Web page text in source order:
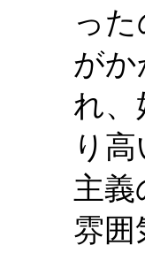
っ
がか
れ、
り
主義
雰囲